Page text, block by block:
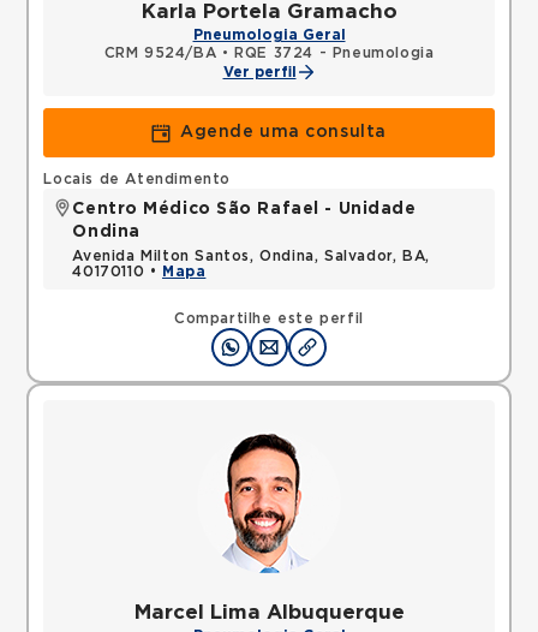
Karla Portela Gramacho
Pneumologia Geral
CRM 9524/BA •
RQE 3724 - Pneumologia
Ver perfil
Agende uma consulta
Compartilhe este perfil
Locais de Atendimento
Centro Médico São Rafael - Unidade
Ondina
Avenida Milton Santos, Ondina, Salvador, BA,
40170110 •
Mapa
Marcel Lima Albuquerque